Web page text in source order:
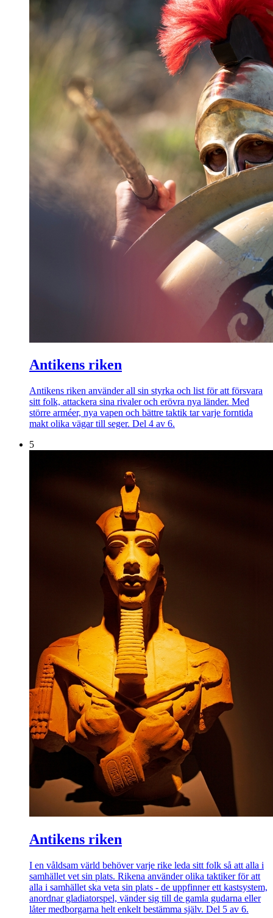
Antikens riken
Antikens riken använder all sin styrka och list för att försvara
sitt folk, attackera sina rivaler och erövra nya länder. Med
större arméer, nya vapen och bättre taktik tar varje forntida
makt olika vägar till seger. Del 4 av 6.
5
Antikens riken
I en våldsam värld behöver varje rike leda sitt folk så att alla i
samhället vet sin plats. Rikena använder olika taktiker för att
alla i samhället ska veta sin plats - de uppfinner ett kastsystem,
anordnar gladiatorspel, vänder sig till de gamla gudarna eller
låter medborgarna helt enkelt bestämma själv. Del 5 av 6.